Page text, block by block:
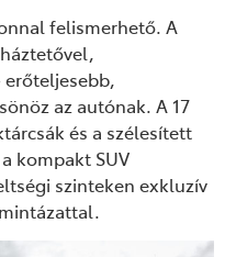
felismerhető. A
erőteljesebb,
az autónak. A 17
és a szélesített
kompakt SUV
szinteken exkluzív